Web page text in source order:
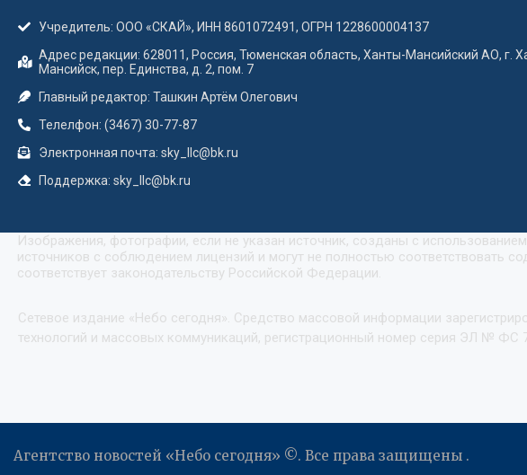
Учредитель: ООО «СКАЙ», ИНН 8601072491, ОГРН 1228600004137
Адрес редакции: 628011, Россия, Тюменская область, Ханты-Мансийский АО, г.
Мансийск, пер. Единства, д. 2, пом. 7
Главный редактор: Ташкин Артём Олегович
Телелфон: (3467) 30-77-87
Электронная почта: sky_llc@bk.ru
Поддержка: sky_llc@bk.ru
Изображения, фотографии, если не указан источник, созданы с
источников с соблюдением лицензий и могут не полностью соответствовать
соответствует законодательству Российской Федерации.
Сетевое издание «Небо сегодня». Средство массовой информации
технологий и массовых коммуникаций, регистрационный номер серия ЭЛ № ФС
Агентство новостей «Небо сегодня» ©. Все права защищены .